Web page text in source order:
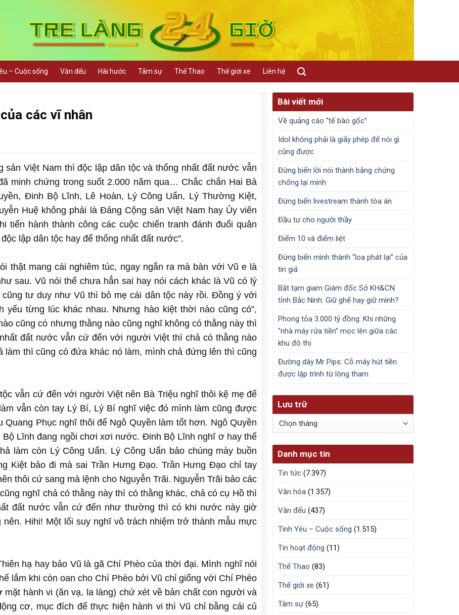
– Cuộc sống Văn đểu Hài hước Tâm sự Thể Thao Thế giới xe Liên hệ
các vĩ nhân
sản Việt Nam thì độc lập dân tộc và thống nhất đất nước vẫn
minh chứng trong suốt 2.000 năm qua… Chắc chắn Hai Bà
Đinh Bộ Lĩnh, Lê Hoàn, Lý Công Uẩn, Lý Thường Kiệt,
Huệ không phải là Đảng Cộng sản Việt Nam hay Ủy viên
tiến hành thành công các cuộc chiến tranh đánh đuổi quân
lập dân tộc hay để thống nhất đất nước”.
thật mang cái nghiêm túc, ngay ngắn ra mà bàn với Vũ e là
sau. Vũ nói thế chưa hẳn sai hay nói cách khác là Vũ có lý
tư duy như Vũ thì bỏ mẹ cái dân tộc này rồi. Đồng ý với
yếu từng lúc khác nhau. Nhưng hào kiệt thời nào cũng có”,
cũng có nhưng thằng nào cũng nghĩ không có thằng này thì
đất nước vẫn cứ đến với người Việt thì chả có thằng nào
thì cũng có đứa khác nó làm, mình chả đứng lên thì cũng
vẫn cứ đến với người Việt nên Bà Triệu nghĩ thôi kệ mẹ để
vẫn còn tay Lý Bí, Lý Bí nghĩ việc đó mình làm cũng được
Phục nghĩ thôi để Ngô Quyền làm tốt hơn. Ngô Quyền
Lĩnh đang ngồi chơi xơi nước. Đinh Bộ Lĩnh nghĩ ơ hay thế
làm còn Lý Công Uẩn. Lý Công Uẩn bảo chúng mày buồn
Kiệt bảo đi mà sai Trần Hưng Đạo. Trần Hưng Đạo chỉ tay
thôi cứ sang mà lệnh cho Nguyễn Trãi. Nguyễn Trãi bảo các
nghĩ chả có thằng này thì có thằng khác, chả có cụ Hồ thì
đất nước vẫn cứ đến như thường thì có khi nước này giờ
Hihi! Một lối suy nghĩ vô trách nhiệm trở thành mẫu mực
hạ hay bảo Vũ là gã Chí Phèo của thời đại. Mình nghĩ nói
lắm khi còn oan cho Chí Phèo bởi Vũ chỉ giống với Chí Phèo
mặt hành vi (ăn vạ, la làng) chứ xét về bản chất con người và
cơ, mục đích để thực hiện hành vi thì Vũ chỉ bằng cái củ
Bài viết mới
Về quảng cáo “tế bào gốc”
Idol không phải là giấy phép để nói gì
cũng được
Đừng biến lời nói thành bằng chứng
chống lại mình
Đừng biến livestream thành tòa án
Đầu tư cho người thầy
Điểm 10 và điểm liệt
Đừng biến mình thành “loa phát lại” của
tin giả
Bắt tạm giam Giám đốc Sở KH&CN
tỉnh Bắc Ninh: Giữ ghế hay giữ mình?
Phong tỏa 3.000 tỷ đồng: Khi những
“nhà máy rửa tiền” mọc lên giữa các
khu đô thị
Đường dây Mr Pips: Cỗ máy hút tiền
được lập trình từ lòng tham
Lưu trữ
Lưu
Danh mục tin
Tin tức (7.397)
Văn hóa (1.357)
Văn đểu (437)
Tình Yêu – Cuộc sống (1.515)
Tin hoạt động (11)
Thể Thao (83)
Thế giới xe (61)
Tâm sự(65)